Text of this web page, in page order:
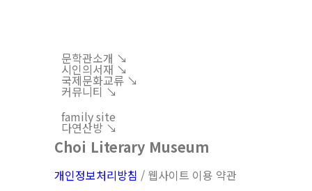
문학관소개 ↘︎
시인의서재 ↘︎
국제문화교류 ↘︎
커뮤니티 ↘︎
family site
다연산방 ↘︎
Choi Literary Museum
개인정보처리방침 / 웹사이트 이용 약관